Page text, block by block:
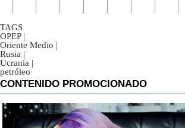
TAGS
OPEP |
Oriente Medio |
Rusia |
Ucrania |
petróleo